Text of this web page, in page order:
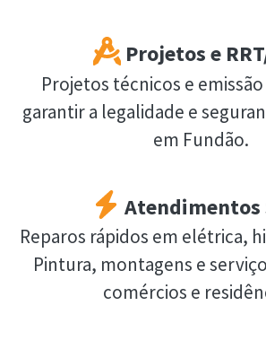
Projetos e
Projetos técnicos e emissão
garantir a legalidade e
em Fundão.
Atendimentos
Reparos rápidos em elétrica,
Pintura, montagens e
comércios e